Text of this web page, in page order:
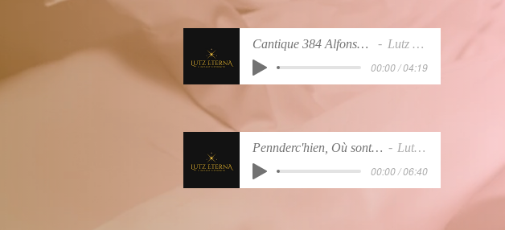
Cantique 384 Alfonso el Sabio X
Lutz EternA
00:00 / 04:19
Pennderc'hien, Où sont les Grands Maitres
Lutz EternA
00:00 / 06:40